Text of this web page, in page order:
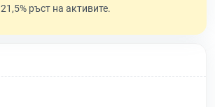
ръст на активите.